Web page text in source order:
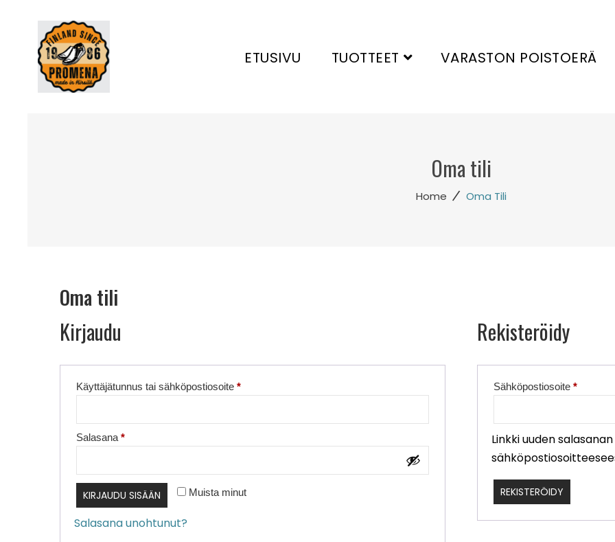
ETUSIVU TUOTTEET VARASTON POISTOERÄ
Oma tili
Home / Oma Tili
Oma tili
Kirjaudu
Käyttäjätunnus tai sähköpostiosoite *Vaaditaan
Salasana *Vaaditaan
Muista minut
KIRJAUDU SISÄÄN
Salasana unohtunut?
Rekisteröidy
Sähköpostiosoite*Vaaditaan
Linkki uuden
REKISTERÖIDY